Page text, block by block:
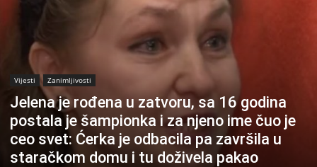
Vijesti Zanimljivosti
Jelena je rođena u zatvoru, sa 16 godina
postala je šampionka i za njeno ime čuo je
ceo svet: Ćerka je odbacila pa završila u
staračkom domu i tu doživela pakao